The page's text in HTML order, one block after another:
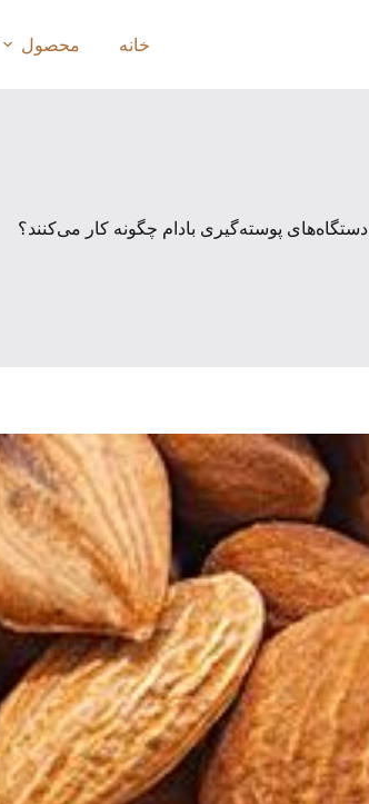
خانه محصول
دستگاه‌های پوسته‌گیری بادام چگونه کار می‌کنند؟